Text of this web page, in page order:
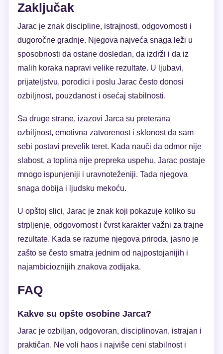
Zaključak
Jarac je znak discipline, istrajnosti, odgovornosti i
dugoročne gradnje. Njegova najveća snaga leži u
sposobnosti da ostane dosledan, da izdrži i da iz
malih koraka napravi velike rezultate. U ljubavi,
prijateljstvu, porodici i poslu Jarac često donosi
ozbiljnost, pouzdanost i osećaj stabilnosti.
Sa druge strane, izazovi Jarca su preterana
ozbiljnost, emotivna zatvorenost i sklonost da sam
sebi postavi prevelik teret. Kada nauči da odmor nije
slabost, a toplina nije prepreka uspehu, Jarac postaje
mnogo ispunjeniji i uravnoteženiji. Tada njegova
snaga dobija i ljudsku mekoću.
U opštoj slici, Jarac je znak koji pokazuje koliko su
strpljenje, odgovornost i čvrst karakter važni za trajne
rezultate. Kada se razume njegova priroda, jasno je
zašto se često smatra jednim od najpostojanijih i
najambicioznijih znakova zodijaka.
FAQ
Kakve su opšte osobine Jarca?
Jarac je ozbiljan, odgovoran, disciplinovan, istrajan i
praktičan. Ne voli haos i najviše ceni stabilnost i